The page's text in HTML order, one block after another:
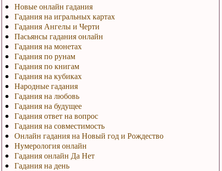
Новые онлайн гадания
Гадания на игральных картах
Гадания Ангелы и Черти
Пасьянсы гадания онлайн
Гадания на монетах
Гадания по рунам
Гадания по книгам
Гадания на кубиках
Народные гадания
Гадания на любовь
Гадания на будущее
Гадания ответ на вопрос
Гадания на совместимость
Онлайн гадания на Новый год и Рождество
Нумерология онлайн
Гадания онлайн Да Нет
Гадания на день